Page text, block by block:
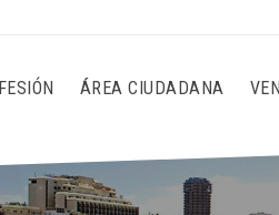
ÁREA CIUDADANA